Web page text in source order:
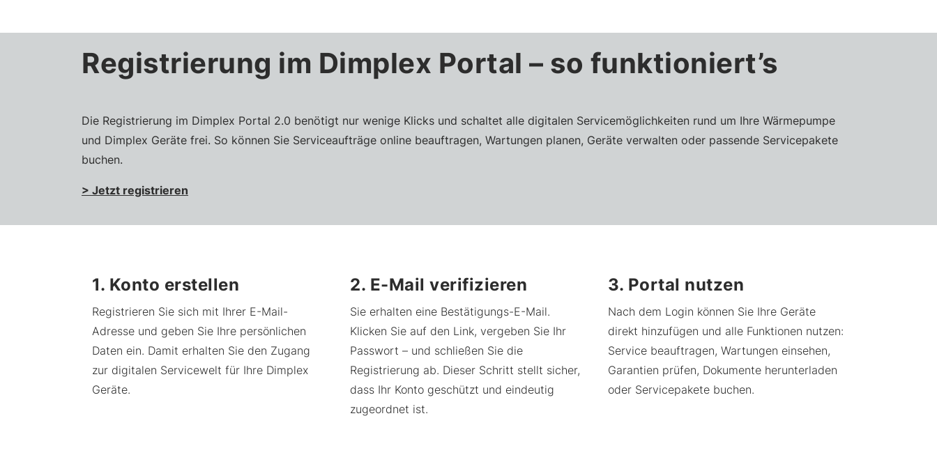
Registrierung im Dimplex Portal – so funktioniert’s
Die Registrierung im Dimplex Portal 2.0 benötigt nur wenige Klicks und schaltet alle digitalen Servicemöglichkeiten rund um Ihre Wärmepumpe
und Dimplex Geräte frei. So können Sie Serviceaufträge online beauftragen, Wartungen planen, Geräte verwalten oder passende Servicepakete
buchen.
> Jetzt registrieren
1. Konto erstellen
Registrieren Sie sich mit Ihrer E-Mail-
Adresse und geben Sie Ihre persönlichen
Daten ein. Damit erhalten Sie den Zugang
zur digitalen Servicewelt für Ihre Dimplex
Geräte.
2. E-Mail verifizieren
Sie erhalten eine Bestätigungs-E-Mail.
Klicken Sie auf den Link, vergeben Sie Ihr
Passwort – und schließen Sie die
Registrierung ab. Dieser Schritt stellt sicher,
dass Ihr Konto geschützt und eindeutig
zugeordnet ist.
3. Portal nutzen
Nach dem Login können Sie Ihre Geräte
direkt hinzufügen und alle Funktionen nutzen:
Service beauftragen, Wartungen einsehen,
Garantien prüfen, Dokumente herunterladen
oder Servicepakete buchen.